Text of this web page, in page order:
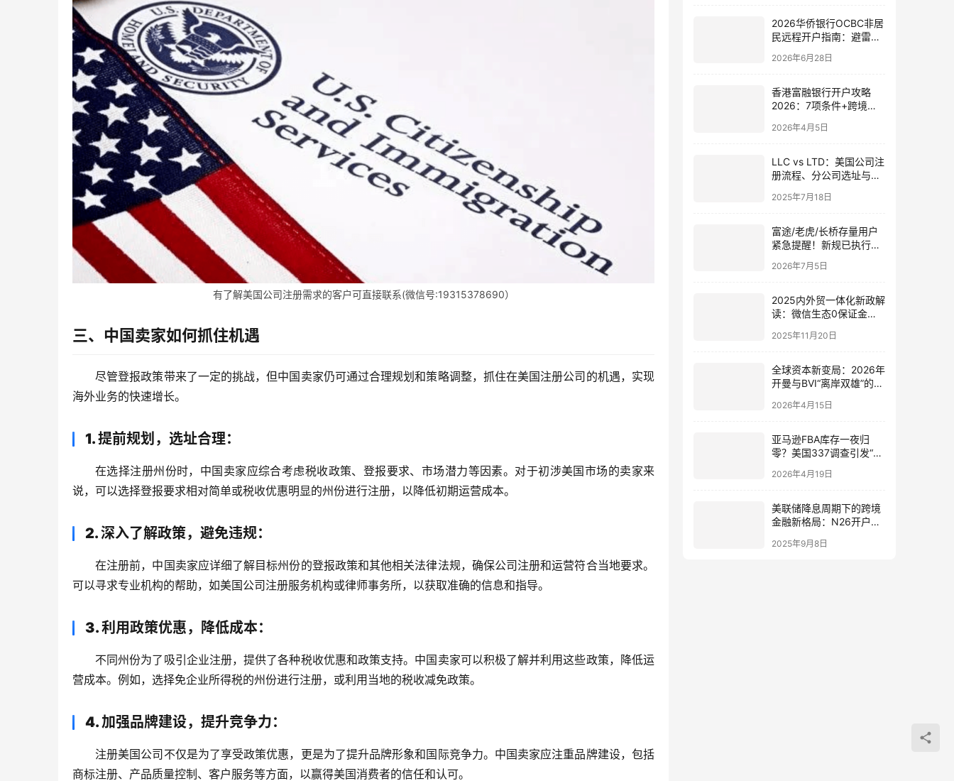
有了解美国公司注册需求的客户可直接联系(微信号:19315378690）
三、中国卖家如何抓住机遇
尽管登报政策带来了一定的挑战，但中国卖家仍可通过合理规划和策略调整，抓住在美国注册公司的机遇，实现
海外业务的快速增长。
1. 提前规划，选址合理：
在选择注册州份时，中国卖家应综合考虑税收政策、登报要求、市场潜力等因素。对于初涉美国市场的卖家来
说，可以选择登报要求相对简单或税收优惠明显的州份进行注册，以降低初期运营成本。
2. 深入了解政策，避免违规：
在注册前，中国卖家应详细了解目标州份的登报政策和其他相关法律法规，确保公司注册和运营符合当地要求。
可以寻求专业机构的帮助，如美国公司注册服务机构或律师事务所，以获取准确的信息和指导。
3. 利用政策优惠，降低成本：
不同州份为了吸引企业注册，提供了各种税收优惠和政策支持。中国卖家可以积极了解并利用这些政策，降低运
营成本。例如，选择免企业所得税的州份进行注册，或利用当地的税收减免政策。
4. 加强品牌建设，提升竞争力：
注册美国公司不仅是为了享受政策优惠，更是为了提升品牌形象和国际竞争力。中国卖家应注重品牌建设，包括
商标注册、产品质量控制、客户服务等方面，以赢得美国消费者的信任和认可。
2026华侨银行OCBC非居
民远程开户指南：避雷要
2026年6月28日
香港富融银行开户攻略
2026：7项条件+跨境服
读
2026年4月5日
LLC vs LTD：美国公司注
册流程、分公司选址与海
2025年7月18日
富途/老虎/长桥存量用户
紧急提醒！新规已执行，
选对了吗
2026年7月5日
2025内外贸一体化新政解
读：微信生态0保证金入
转型国内市场的3大机遇
2025年11月20日
全球资本新变局：2026年
开曼与BVI“离岸双雄”的博
2026年4月15日
亚马逊FBA库存一夜归
零？美国337调查引发“负
用合规架构避险
2026年4月19日
美联储降息周期下的跨境
金融新格局：N26开户全
道
2025年9月8日